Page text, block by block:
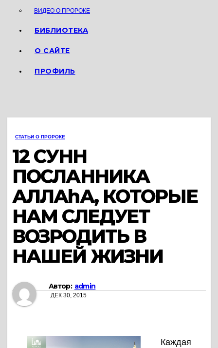
ВИДЕО О ПРОРОКЕ
БИБЛИОТЕКА
О САЙТЕ
ПРОФИЛЬ
СТАТЬИ О ПРОРОКЕ
12 СУНН
ПОСЛАННИКА
АЛЛАhА, КОТОРЫЕ
НАМ СЛЕДУЕТ
ВОЗРОДИТЬ В
НАШЕЙ ЖИЗНИ
Автор: admin
ДЕК 30, 2015
Каждая